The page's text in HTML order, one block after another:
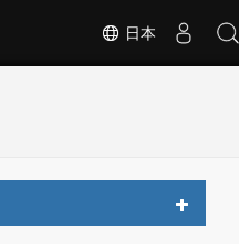
日本
Toggle